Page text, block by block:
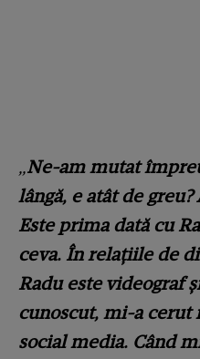
„Ne-am mutat
lângă, e atât de
Este prima dată cu
ceva. În relațiile de
Radu este videograf
cunoscut, mi-a
social media. Când